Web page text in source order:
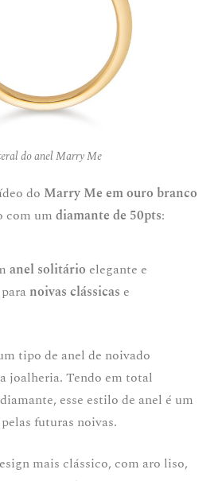
do anel Marry Me
do Marry Me em ouro branco
com um diamante de 50pts:
anel solitário elegante e
noivas clássicas e
tipo de anel de noivado
joalheria. Tendo em total
esse estilo de anel é um
futuras noivas.
mais clássico, com aro liso,